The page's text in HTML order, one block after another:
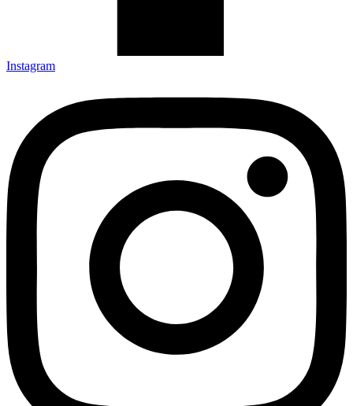
Instagram